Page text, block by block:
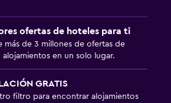
ofertas de hoteles para ti
más de 3 millones de ofertas de
alojamientos en un solo lugar.
GRATIS
filtro para encontrar alojamientos